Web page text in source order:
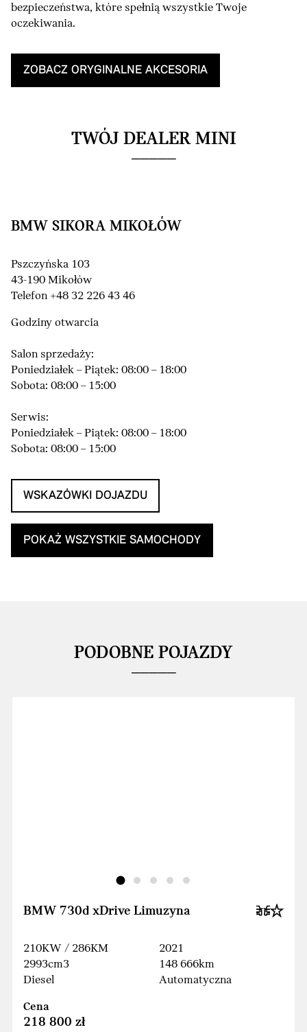
bezpieczeństwa, które spełnią wszystkie Twoje
oczekiwania.
ZOBACZ ORYGINALNE AKCESORIA
TWÓJ DEALER MINI
BMW SIKORA MIKOŁÓW
Pszczyńska 103
43-190 Mikołów
Telefon +48 32 226 43 46
Godziny otwarcia
Salon sprzedaży:
Poniedziałek – Piątek: 08:00 – 18:00
Sobota: 08:00 – 15:00
Serwis:
Poniedziałek – Piątek: 08:00 – 18:00
Sobota: 08:00 – 15:00
WSKAZÓWKI DOJAZDU
POKAŻ WSZYSTKIE SAMOCHODY
PODOBNE POJAZDY
BMW 730d xDrive Limuzyna
210KW / 286KM
2993cm3
Diesel
2021
148 666km
Automatyczna
Cena
218 800 zł